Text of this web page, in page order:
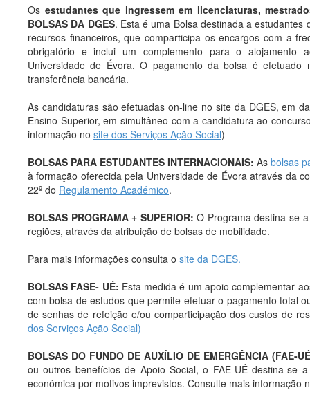
Os estudantes que ingressem em licenciaturas,
BOLSAS DA DGES. Esta é uma Bolsa destinada a
recursos financeiros, que comparticipa os encargos com a
obrigatório e inclui um complemento para o alojamento
Universidade de Évora. O pagamento da bolsa é
transferência bancária.
As candidaturas são efetuadas on-line no site da DGES, em
Ensino Superior, em simultâneo com a candidatura ao
informação no site dos Serviços Ação Social)
BOLSAS PARA ESTUDANTES INTERNACIONAIS: Asbolsas
à formação oferecida pela Universidade de Évora através da
22º do Regulamento Académico.
BOLSAS PROGRAMA + SUPERIOR:O Programa destina-se
regiões, através da atribuição de bolsas de mobilidade.
Para mais informações consulta o site da DGES.
BOLSAS FASE- UÉ: Esta medida é um apoio complementar
com bolsa de estudos que permite efetuar o pagamento total
de senhas de refeição e/ou comparticipação dos custos de
dos Serviços Ação Social)
BOLSAS DO FUNDO DE AUXÍLIO DE EMERGÊNCIA (FAE-
ou outros benefícios de Apoio Social, o FAE-UÉ destina-se
económica por motivos imprevistos. Consulte mais informação